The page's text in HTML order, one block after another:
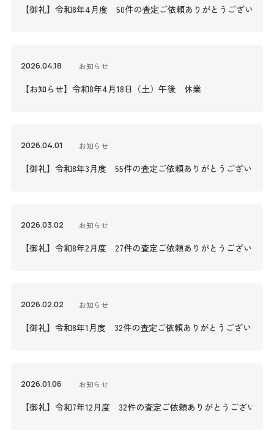
【御礼】令和8年4月度 50件の査定ご依頼ありがとうございまし
2026.04.18 お知らせ
【お知らせ】令和8年4月18日（土）午後 休業
2026.04.01 お知らせ
【御礼】令和8年3月度 55件の査定ご依頼ありがとうございまし
2026.03.02 お知らせ
【御礼】令和8年2月度 27件の査定ご依頼ありがとうございまし
2026.02.02 お知らせ
【御礼】令和8年1月度 32件の査定ご依頼ありがとうございまし
2026.01.06 お知らせ
【御礼】令和7年12月度 32件の査定ご依頼ありがとうございま